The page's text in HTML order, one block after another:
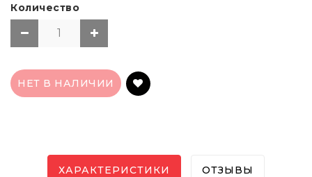
Количество
НЕТ В НАЛИЧИИ
ХАРАКТЕРИСТИКИ ОТЗЫВЫ